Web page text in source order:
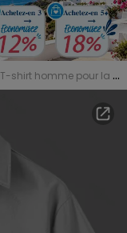
T-shirt homme pour la fête de l'Indépendance, drapeau américain, aigle, Statue de la Liberté, imprimé patriotique pour le 250e anniversaire